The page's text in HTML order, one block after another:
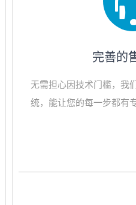
完善的
无需担心因技术门槛，我
统，能让您的每一步都有